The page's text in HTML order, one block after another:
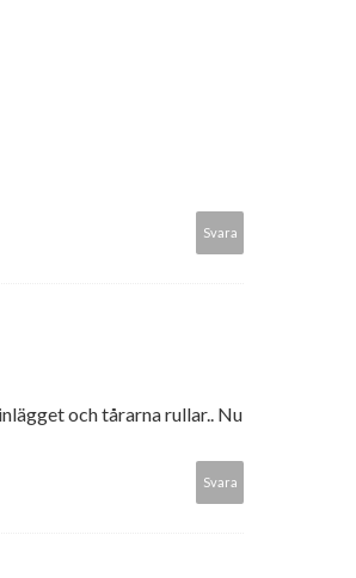
Svara
och tårarna rullar.. Nu
Svara